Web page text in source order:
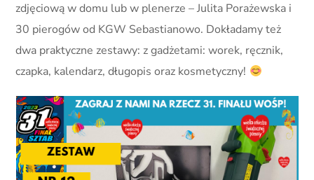
zdjęciową w domu lub w plenerze – Julita Porażewska i
30 pierogów od KGW Sebastianowo. Dokładamy też
dwa praktyczne zestawy: z gadżetami: worek, ręcznik,
czapka, kalendarz, długopis oraz kosmetyczny!